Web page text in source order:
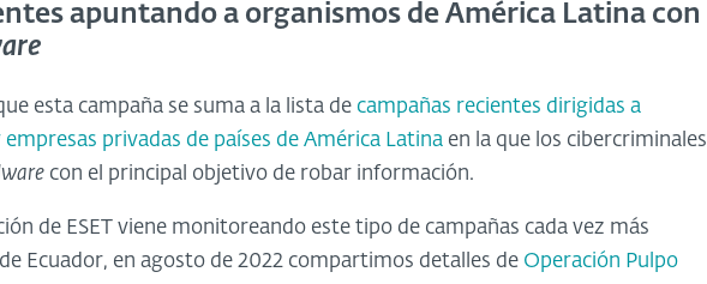
apuntando a organismos de América Latina con
esta campaña se suma a la lista de campañas recientes dirigidas a
privadas de países de América Latina en la que los cibercriminales
con el principal objetivo de robar información.
de ESET viene monitoreando este tipo de campañas cada vez más
Ecuador, en agosto de 2022 compartimos detalles de Operación Pulpo